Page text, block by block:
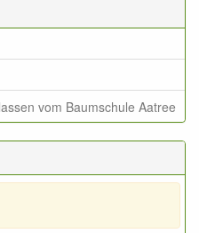
vom Baumschule Aatree